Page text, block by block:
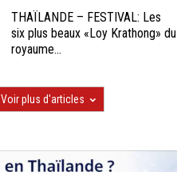
THAÏLANDE – FESTIVAL: Les
six plus beaux «Loy Krathong» du
royaume...
Voir plus d'articles